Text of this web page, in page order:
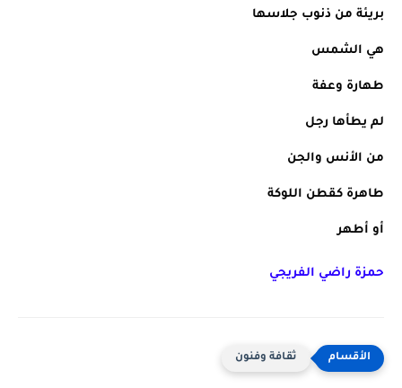
بريئة من ذنوب جلاسها
هي الشمس
طهارة وعفة
لم يطأها رجل
من الأنس والجن
طاهرة كقطن اللوكة
أو أطهر
حمزة راضي الفريجي
ثقافة وفنون